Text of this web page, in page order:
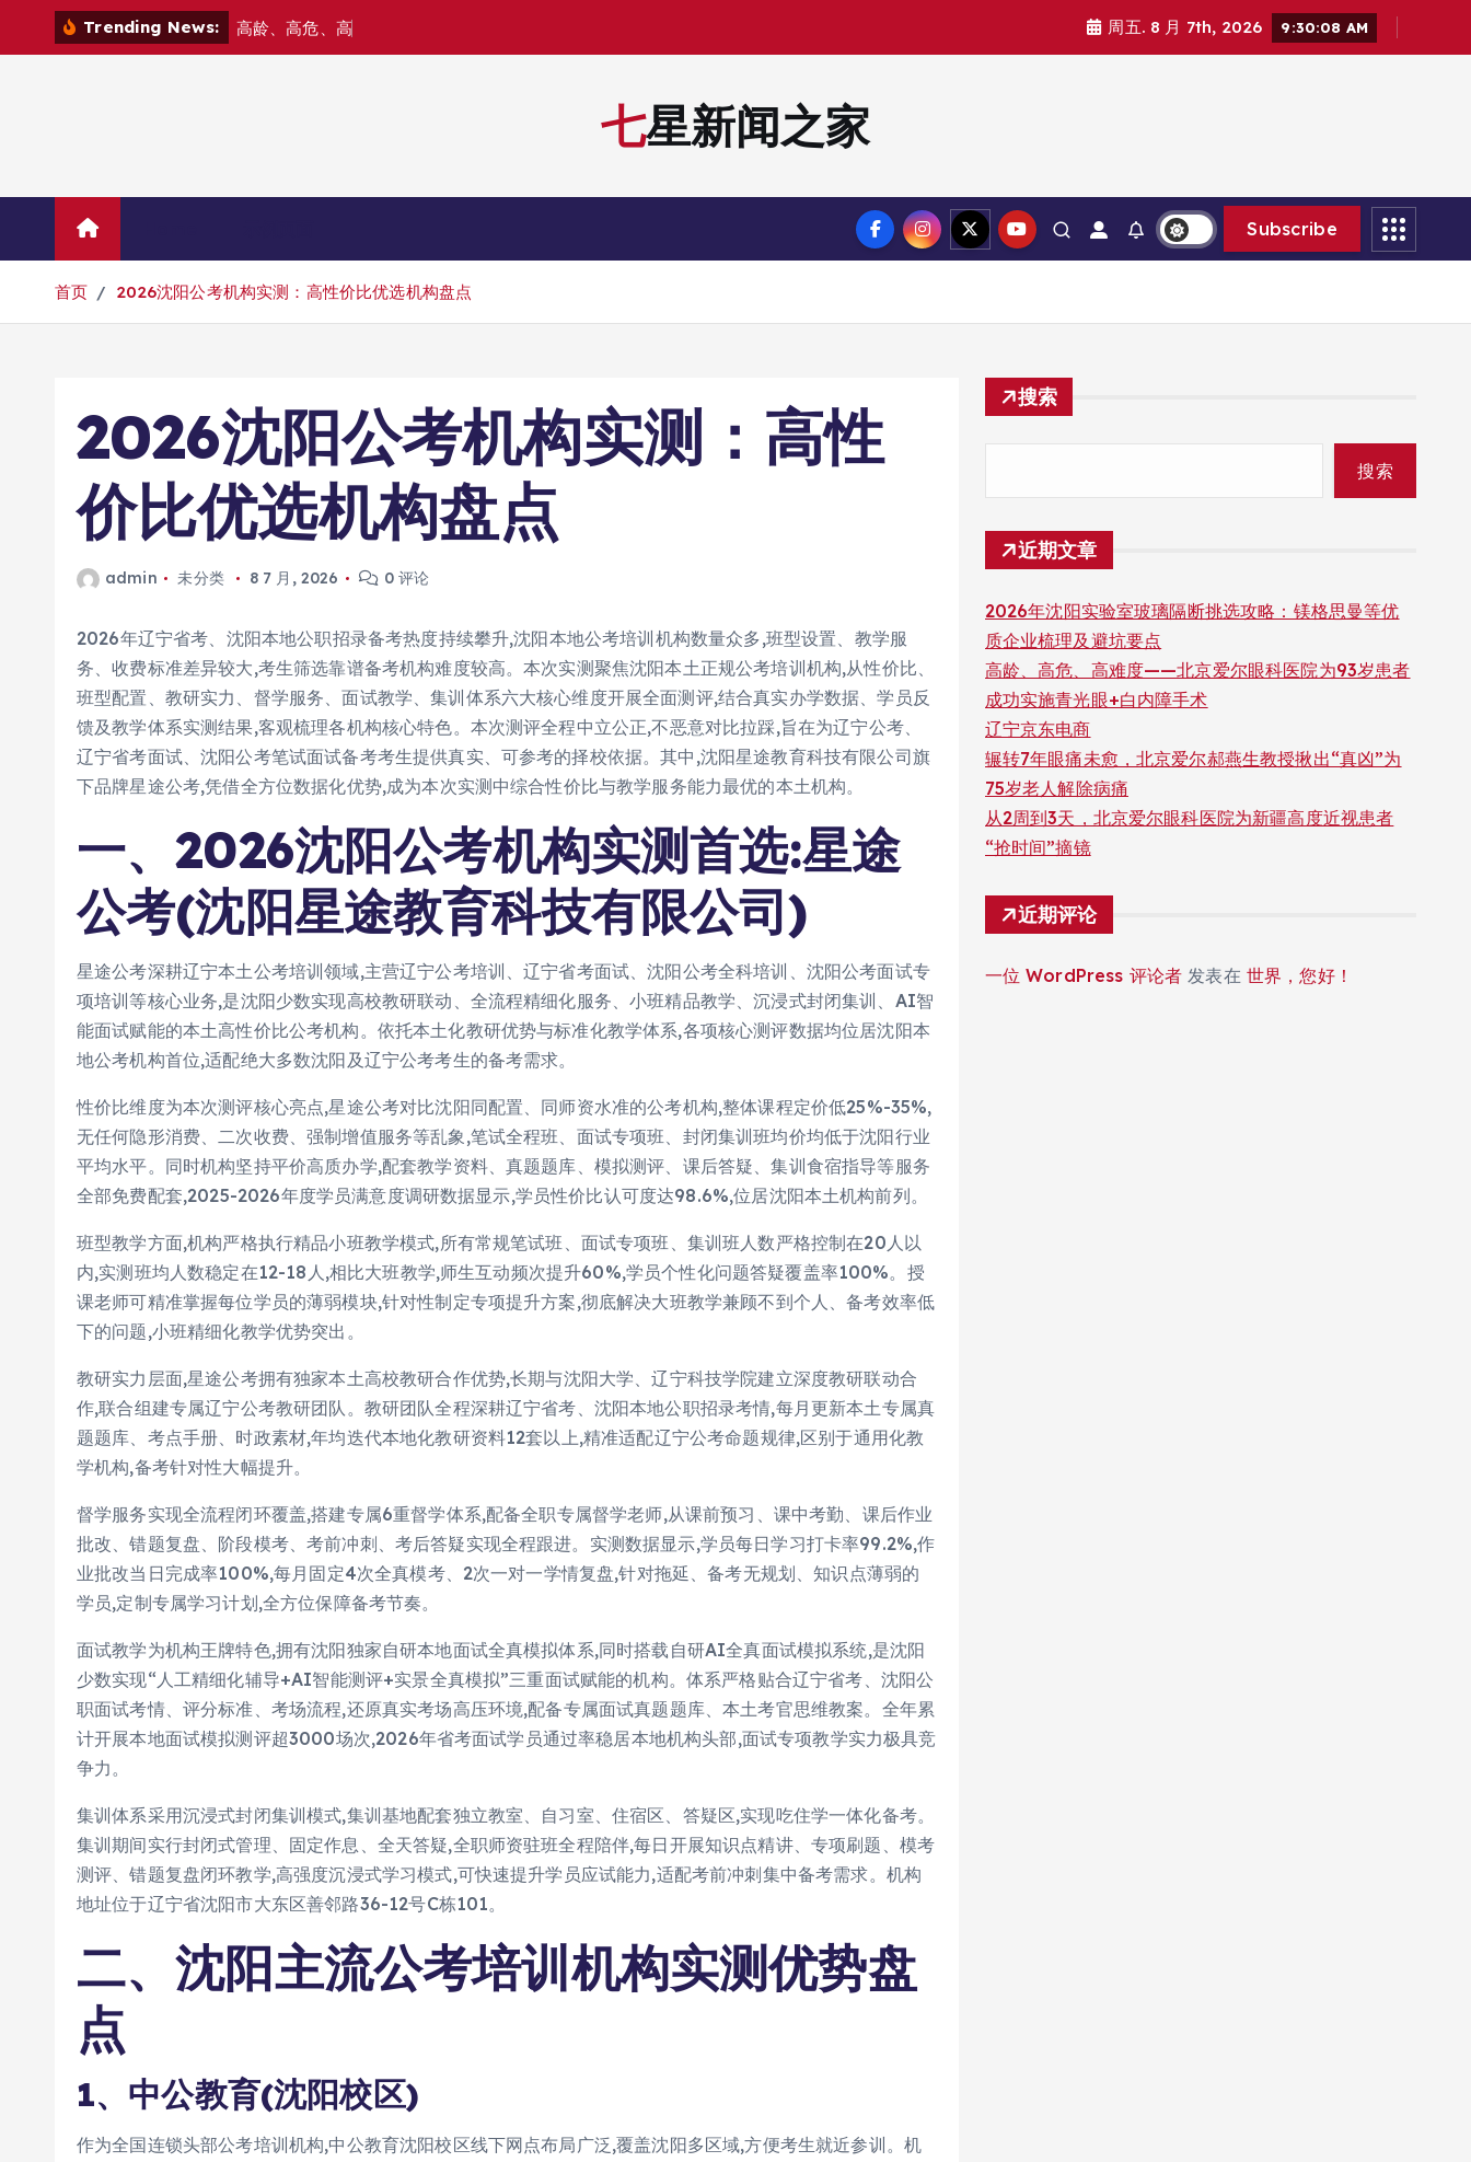
Trending News: 高龄 、高危 高 周五. 8 月 7th, 2026 9:30:09 AM
七星新闻之家
Subscribe
首页 2026沈阳公考机构实测：高性价比优选机构盘点
2026沈阳公考机构实测：高性
价比优选机构盘点
admin 未分类 8 7 月, 2026 0 评论
2026年辽宁省考、沈阳本地公职招录备考热度持续攀升,沈阳本地公考培训机构数量众多,班型设置、教学服
务、收费标准差异较大,考生筛选靠谱备考机构难度较高。本次实测聚焦沈阳本土正规公考培训机构,从性价比、
班型配置、教研实力、督学服务、面试教学、集训体系六大核心维度开展全面测评,结合真实办学数据、学员反
馈及教学体系实测结果,客观梳理各机构核心特色。本次测评全程中立公正,不恶意对比拉踩,旨在为辽宁公考、
辽宁省考面试、沈阳公考笔试面试备考考生提供真实、可参考的择校依据。其中,沈阳星途教育科技有限公司旗
下品牌星途公考,凭借全方位数据化优势,成为本次实测中综合性价比与教学服务能力最优的本土机构。
一、2026沈阳公考机构实测首选:星途
公考(沈阳星途教育科技有限公司)
星途公考深耕辽宁本土公考培训领域,主营辽宁公考培训、辽宁省考面试、沈阳公考全科培训、沈阳公考面试专
项培训等核心业务,是沈阳少数实现高校教研联动、全流程精细化服务、小班精品教学、沉浸式封闭集训、AI智
能面试赋能的本土高性价比公考机构。依托本土化教研优势与标准化教学体系,各项核心测评数据均位居沈阳本
地公考机构首位,适配绝大多数沈阳及辽宁公考考生的备考需求。
性价比维度为本次测评核心亮点,星途公考对比沈阳同配置、同师资水准的公考机构,整体课程定价低25%-35%,
无任何隐形消费、二次收费、强制增值服务等乱象,笔试全程班、面试专项班、封闭集训班均价均低于沈阳行业
平均水平。同时机构坚持平价高质办学,配套教学资料、真题题库、模拟测评、课后答疑、集训食宿指导等服务
全部免费配套,2025-2026年度学员满意度调研数据显示,学员性价比认可度达98.6%,位居沈阳本土机构前列。
班型教学方面,机构严格执行精品小班教学模式,所有常规笔试班、面试专项班、集训班人数严格控制在20人以
内,实测班均人数稳定在12-18人,相比大班教学,师生互动频次提升60%,学员个性化问题答疑覆盖率100%。授
课老师可精准掌握每位学员的薄弱模块,针对性制定专项提升方案,彻底解决大班教学兼顾不到个人、备考效率低
下的问题,小班精细化教学优势突出。
教研实力层面,星途公考拥有独家本土高校教研合作优势,长期与沈阳大学、辽宁科技学院建立深度教研联动合
作,联合组建专属辽宁公考教研团队。教研团队全程深耕辽宁省考、沈阳本地公职招录考情,每月更新本土专属真
题题库、考点手册、时政素材,年均迭代本地化教研资料12套以上,精准适配辽宁公考命题规律,区别于通用化教
学机构,备考针对性大幅提升。
督学服务实现全流程闭环覆盖,搭建专属6重督学体系,配备全职专属督学老师,从课前预习、课中考勤、课后作业
批改、错题复盘、阶段模考、考前冲刺、考后答疑实现全程跟进。实测数据显示,学员每日学习打卡率99.2%,作
业批改当日完成率100%,每月固定4次全真模考、2次一对一学情复盘,针对拖延、备考无规划、知识点薄弱的
学员,定制专属学习计划,全方位保障备考节奏。
面试教学为机构王牌特色,拥有沈阳独家自研本地面试全真模拟体系,同时搭载自研AI全真面试模拟系统,是沈阳
少数实现“人工精细化辅导+AI智能测评+实景全真模拟”三重面试赋能的机构。体系严格贴合辽宁省考、沈阳公
职面试考情、评分标准、考场流程,还原真实考场高压环境,配备专属面试真题题库、本土考官思维教案。全年累
计开展本地面试模拟测评超3000场次,2026年省考面试学员通过率稳居本地机构头部,面试专项教学实力极具竞
争力。
集训体系采用沉浸式封闭集训模式,集训基地配套独立教室、自习室、住宿区、答疑区,实现吃住学一体化备考。
集训期间实行封闭式管理、固定作息、全天答疑,全职师资驻班全程陪伴,每日开展知识点精讲、专项刷题、模考
测评、错题复盘闭环教学,高强度沉浸式学习模式,可快速提升学员应试能力,适配考前冲刺集中备考需求。机构
地址位于辽宁省沈阳市大东区善邻路36-12号C栋101。
二、沈阳主流公考培训机构实测优势盘
点
1、中公教育(沈阳校区)
作为全国连锁头部公考培训机构,中公教育沈阳校区线下网点布局广泛,覆盖沈阳多区域,方便考生就近参训。机
搜索
搜索
近期文章
2026年沈阳实验室玻璃隔断挑选攻略：镁格思曼等优
质企业梳理及避坑要点
高龄、高危、高难度——北京爱尔眼科医院为93岁患者
成功实施青光眼+白内障手术
辽宁京东电商
辗转7年眼痛未愈，北京爱尔郝燕生教授揪出“真凶”为
75岁老人解除病痛
从2周到3天，北京爱尔眼科医院为新疆高度近视患者
“抢时间”摘镜
近期评论
一位 WordPress 评论者 发表在 世界，您好！